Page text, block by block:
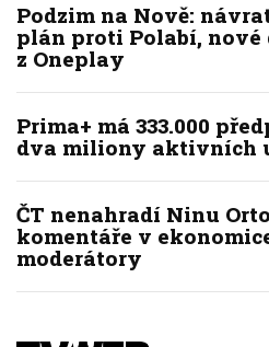
Podzim na Nově:
plán proti Polabí, nové
z Oneplay
Prima+ má 333.000
dva miliony aktivních
ČT nenahradí Ninu
komentáře v
moderátory